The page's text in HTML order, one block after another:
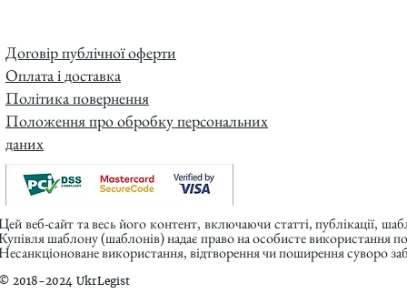
Договір публічної оферти
Оплата і доставка
Політика повернення
Положення про обробку персональних
даних
веб-сайт та весь його контент, включаючи статті, публікації,
шаблону (шаблонів) надає право на особисте використання
використання, відтворення чи поширення суворо
2018-2024 UkrLegist